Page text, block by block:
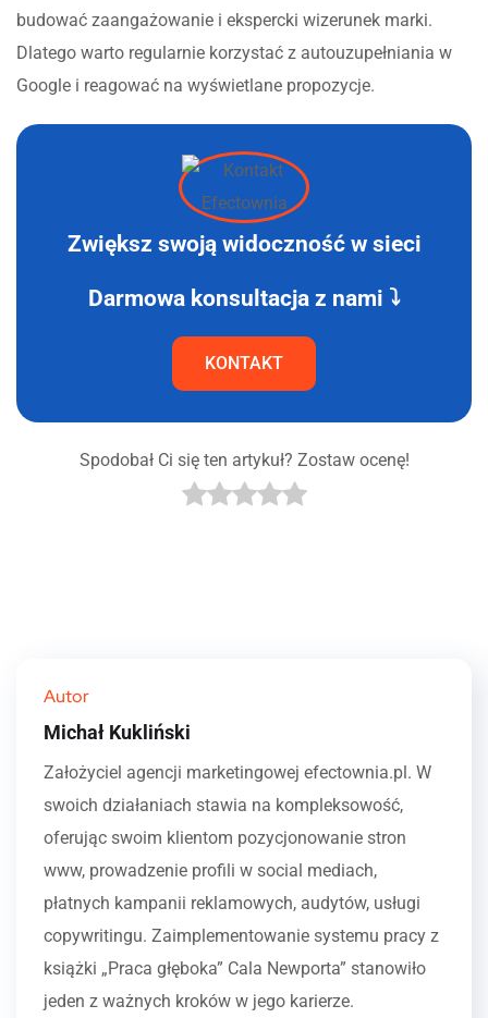
budować zaangażowanie i ekspercki wizerunek marki.
Dlatego warto regularnie korzystać z autouzupełniania w
Google i reagować na wyświetlane propozycje.
Zwiększ swoją widoczność w sieci
Darmowa konsultacja z nami ⤵
KONTAKT
Spodobał Ci się ten artykuł? Zostaw ocenę!
Autor
Michał Kukliński
Założyciel agencji marketingowej efectownia.pl. W
swoich działaniach stawia na kompleksowość,
oferując swoim klientom pozycjonowanie stron
www, prowadzenie profili w social mediach,
płatnych kampanii reklamowych, audytów, usługi
copywritingu. Zaimplementowanie systemu pracy z
książki „Praca głęboka” Cala Newporta” stanowiło
jeden z ważnych kroków w jego karierze.